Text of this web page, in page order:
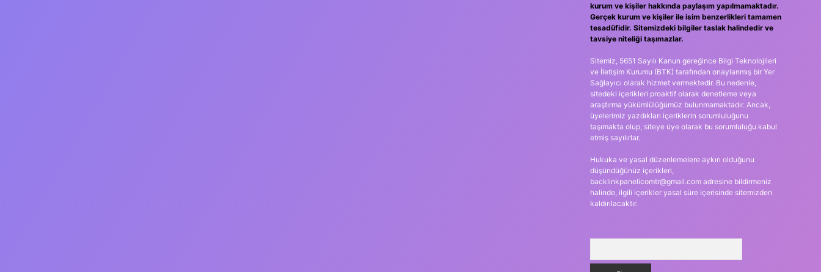
kurum ve kişiler hakkında paylaşım yapılmamaktadır.
Gerçek kurum ve kişiler ile isim benzerlikleri tamamen
tesadüfidir. Sitemizdeki bilgiler taslak halindedir ve
tavsiye niteliği taşımazlar.
Sitemiz, 5651 Sayılı Kanun gereğince Bilgi Teknolojileri
ve İletişim Kurumu (BTK) tarafından onaylanmış bir Yer
Sağlayıcı olarak hizmet vermektedir. Bu nedenle,
sitedeki içerikleri proaktif olarak denetleme veya
araştırma yükümlülüğümüz bulunmamaktadır. Ancak,
üyelerimiz yazdıkları içeriklerin sorumluluğunu
taşımakta olup, siteye üye olarak bu sorumluluğu kabul
etmiş sayılırlar.
Hukuka ve yasal düzenlemelere aykırı olduğunu
düşündüğünüz içerikleri,
backlinkpanelicomtr@gmail.comadresine bildirmeniz
halinde, ilgili içerikler yasal süre içerisinde sitemizden
kaldırılacaktır.